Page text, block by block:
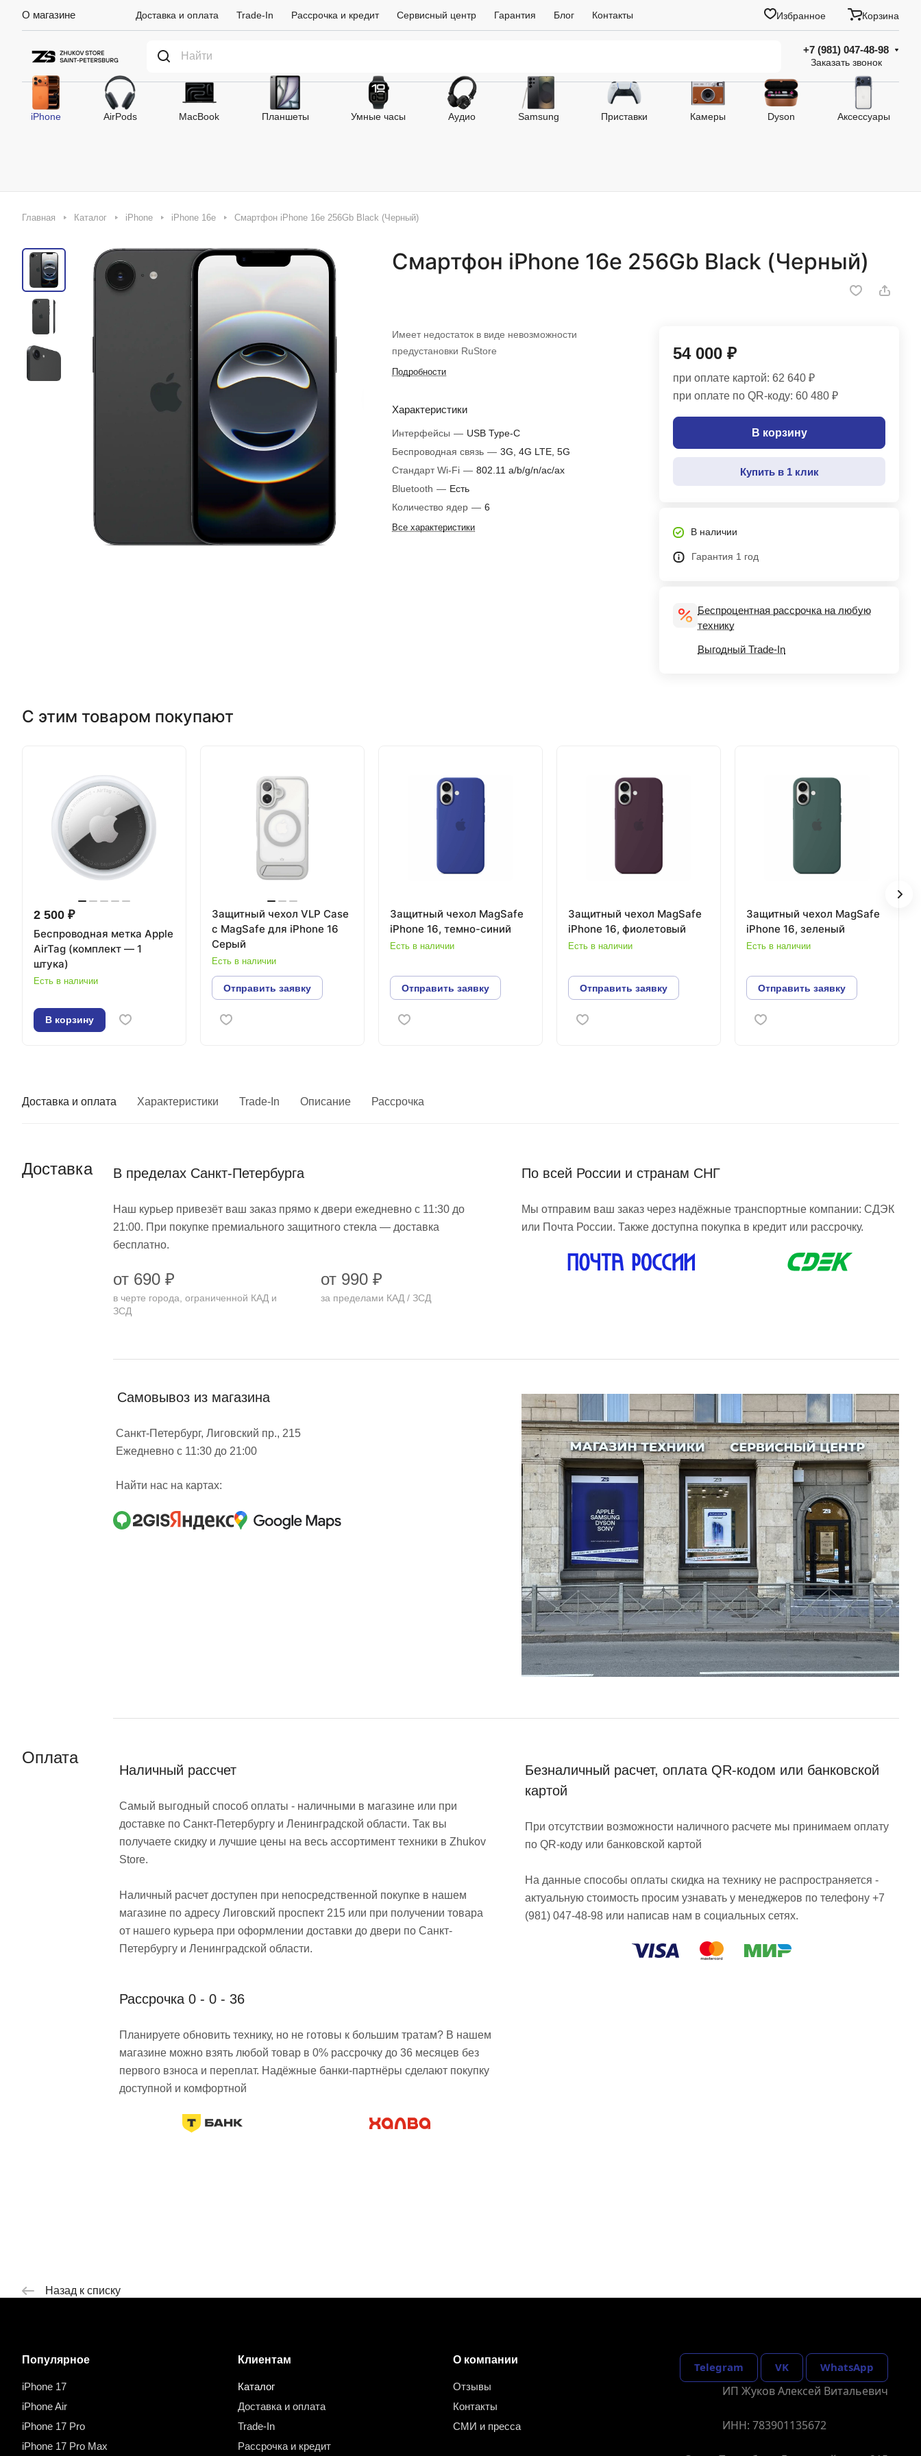
О магазине Доставка и оплата Trade-In Рассрочка и кредит Сервисный центр Гарантия Блог Контакты Избранное Корзина
+7 (981) 047-48-98
Заказать звонок
iPhone AirPods MacBook Планшеты Умные часы Аудио Samsung Приставки Камеры Dyson Аксессуары
Главная Каталог iPhone iPhone 16e Смартфон iPhone 16e 256Gb Black (Черный)
Смартфон iPhone 16e 256Gb Black (Черный)
Имеет недостаток в виде невозможности
предустановки RuStore
Подробности
Характеристики
Интерфейсы — USB Type-C
Беспроводная связь — 3G, 4G LTE, 5G
Стандарт Wi-Fi — 802.11 a/b/g/n/ac/ax
Bluetooth — Есть
Количество ядер — 6
Все характеристики
54 000 ₽
при оплате картой: 62 640 ₽
при оплате по QR-коду: 60 480 ₽
В корзину
Купить в 1 клик
В наличии
Гарантия 1 год
Беспроцентная рассрочка на любую
технику
Выгодный Trade-In
С этим товаром покупают
2 500 ₽
Беспроводная метка Apple
AirTag (комплект — 1
штука)
Есть в наличии
В корзину
Защитный чехол VLP Case
с MagSafe для iPhone 16
Серый
Есть в наличии
Отправить заявку
Защитный чехол MagSafe
iPhone 16, темно-синий
Есть в наличии
Отправить заявку
Защитный чехол MagSafe
iPhone 16, фиолетовый
Есть в наличии
Отправить заявку
Защитный чехол MagSafe
iPhone 16, зеленый
Есть в наличии
Отправить заявку
Доставка и оплата Характеристики Trade-In Описание Рассрочка
Доставка В пределах Санкт-Петербурга
Наш курьер привезёт ваш заказ прямо к двери ежедневно с 11:30 до
21:00. При покупке премиального защитного стекла — доставка
бесплатно.
от 690 ₽
в черте города, ограниченной КАД и
ЗСД
от 990 ₽
за пределами КАД / ЗСД
По всей России и странам СНГ
Мы отправим ваш заказ через надёжные транспортные компании: СДЭК
или Почта России. Также доступна покупка в кредит или рассрочку.
Самовывоз из магазина
Санкт-Петербург, Лиговский пр., 215
Ежедневно с 11:30 до 21:00
Найти нас на картах:
Оплата
Наличный рассчет
Самый выгодный способ оплаты - наличными в магазине или при
доставке по Санкт-Петербургу и Ленинградской области. Так вы
получаете скидку и лучшие цены на весь ассортимент техники в Zhukov
Store.
Наличный расчет доступен при непосредственной покупке в нашем
магазине по адресу Лиговский проспект 215 или при получении товара
от нашего курьера при оформлении доставки до двери по Санкт-
Петербургу и Ленинградской области.
Рассрочка 0 - 0 - 36
Планируете обновить технику, но не готовы к большим тратам? В нашем
магазине можно взять любой товар в 0% рассрочку до 36 месяцев без
первого взноса и переплат. Надёжные банки-партнёры сделают покупку
доступной и комфортной
Безналичный расчет, оплата QR-кодом или банковской
картой
При отсутствии возможности наличного расчете мы принимаем оплату
по QR-коду или банковской картой
На данные способы оплаты скидка на технику не распространяется -
актуальную стоимость просим узнавать у менеджеров по телефону +7
(981) 047-48-98 или написав нам в социальных сетях.
Назад к списку
Популярное
iPhone 17
iPhone Air
iPhone 17 Pro
iPhone 17 Pro Max
Клиентам
Каталог
Доставка и оплата
Trade-In
Рассрочка и кредит
О компании
Отзывы
Контакты
СМИ и пресса
Telegram VK WhatsApp
ИП Жуков Алексей Витальевич
ИНН: 783901135672